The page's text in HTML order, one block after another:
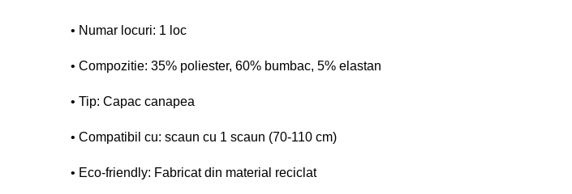
• Numar locuri: 1 loc
• Compozitie: 35% poliester, 60% bumbac, 5% elastan
• Tip: Capac canapea
• Compatibil cu: scaun cu 1 scaun (70-110 cm)
• Eco-friendly: Fabricat din material reciclat